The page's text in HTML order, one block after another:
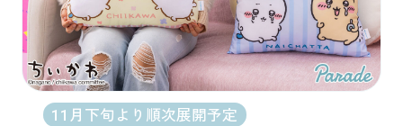
11月下旬より順次展開予定